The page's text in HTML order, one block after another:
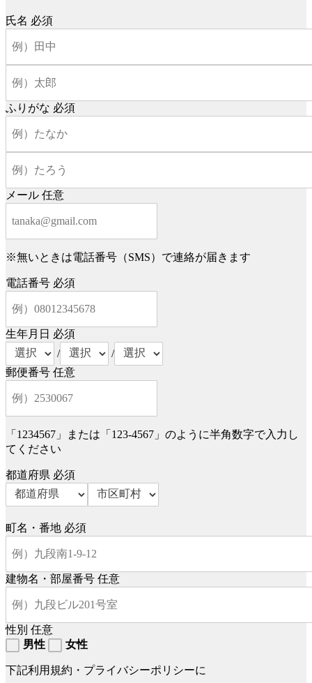
氏名 必須
ふりがな 必須
メール 任意
※無いときは電話番号（SMS）で連絡が届きます
電話番号 必須
生年月日 必須
/
/
郵便番号 任意
「1234567」または「123-4567」のように半角数字で入力し
てください
都道府県 必須
町名・番地 必須
建物名・部屋番号 任意
性別 任意
男性
女性
下記利用規約・プライバシーポリシーに